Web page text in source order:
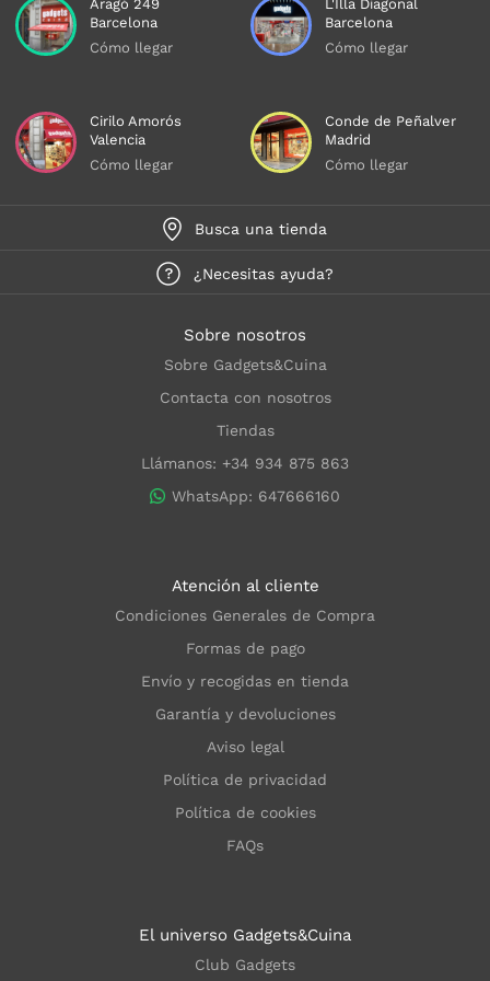
Aragó 249
Barcelona
Cómo llegar
L'Illa Diagonal
Barcelona
Cómo llegar
Cirilo Amorós
Valencia
Cómo llegar
Conde de Peñalver
Madrid
Cómo llegar
Busca una tienda
¿Necesitas ayuda?
Sobre nosotros
Sobre Gadgets&Cuina
Contacta con nosotros
Tiendas
Llámanos: +34 934 875 863
WhatsApp: 647666160
Atención al cliente
Condiciones Generales de Compra
Formas de pago
Envío y recogidas en tienda
Garantía y devoluciones
Aviso legal
Política de privacidad
Política de cookies
FAQs
El universo Gadgets&Cuina
Club Gadgets